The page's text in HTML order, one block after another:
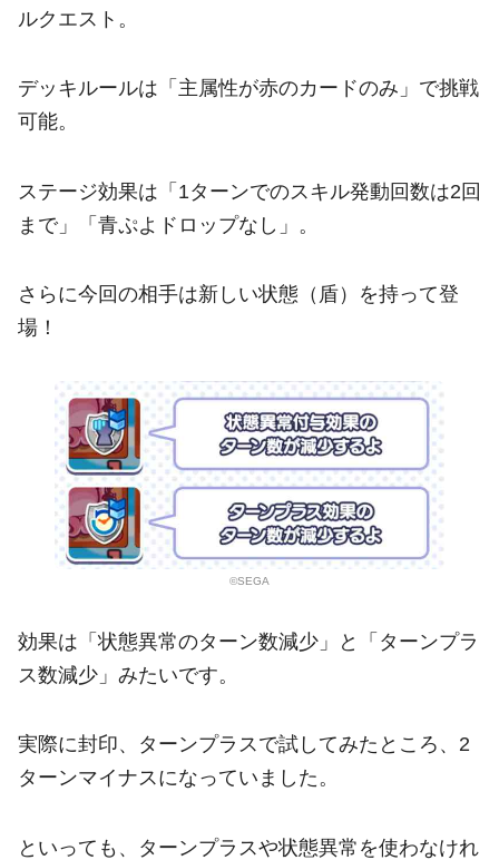
ルクエスト。
デッキルールは「主属性が赤のカードのみ」で挑戦
可能。
ステージ効果は「1ターンでのスキル発動回数は2回
まで」「青ぷよドロップなし」。
さらに今回の相手は新しい状態（盾）を持って登
場！
©SEGA
効果は「状態異常のターン数減少」と「ターンプラ
ス数減少」みたいです。
実際に封印、ターンプラスで試してみたところ、2
ターンマイナスになっていました。
といっても、ターンプラスや状態異常を使わなけれ